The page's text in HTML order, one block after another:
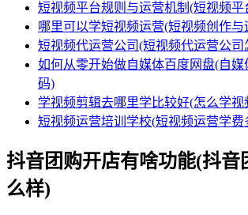
短视频平台规则与运营机制(短视频平
哪里可以学短视频运营(短视频创作与
短视频代运营公司(短视频代运营公司
如何从零开始做自媒体百度网盘(自
码)
学视频剪辑去哪里学比较好(怎么学视
短视频运营培训学校(短视频运营学费
抖音团购开店有啥功能(抖音
么样)